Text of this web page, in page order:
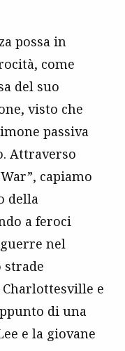
possa in
come
del suo
visto che
passiva
Attraverso
capiamo
della
a feroci
nel
strade
e
di una
e la giovane